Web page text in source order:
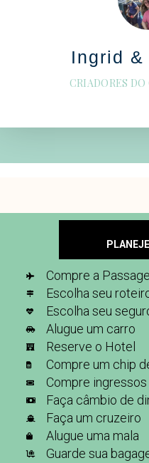
Ingrid
CRIADORES
Compre a
Escolha seu
Escolha seu
Alugue um carro
Reserve o Hotel
Compre um chip
Compre
Faça câmbio de
Faça um cruzeiro
Alugue uma mala
Guarde sua